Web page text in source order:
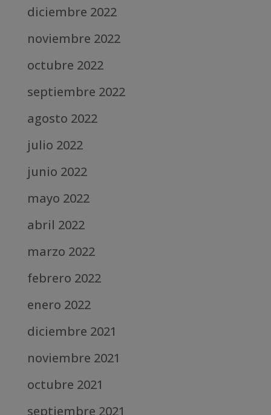
diciembre 2022
noviembre 2022
octubre 2022
septiembre 2022
agosto 2022
julio 2022
junio 2022
mayo 2022
abril 2022
marzo 2022
febrero 2022
enero 2022
diciembre 2021
noviembre 2021
octubre 2021
septiembre 2021